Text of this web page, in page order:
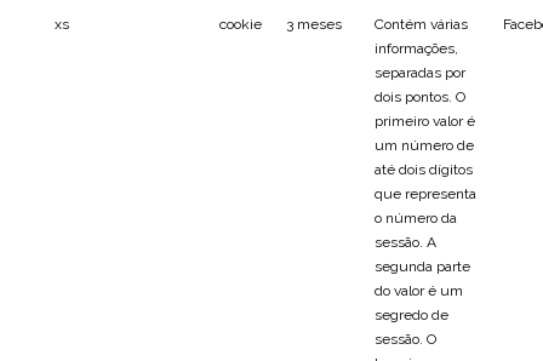
xs cookie 3 meses
Contém várias
informações,
separadas por
dois pontos. O
primeiro valor é
um número de
até dois dígitos
que representa
o número da
sessão. A
segunda parte
do valor é um
segredo de
sessão. O